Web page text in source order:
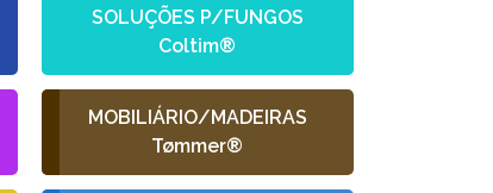
SOLUÇÕES P/FUNGOS
Coltim®
MOBILIÁRIO/MADEIRAS
Tømmer®